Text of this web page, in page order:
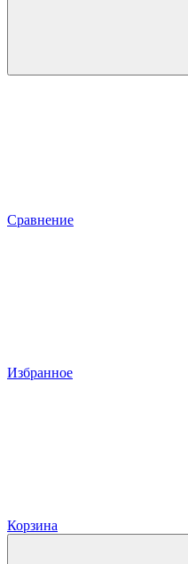
Сравнение
Избранное
Корзина